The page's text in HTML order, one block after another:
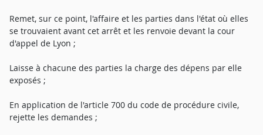
Remet, sur ce point, l'affaire et les parties dans l'état où elles
se trouvaient avant cet arrêt et les renvoie devant la cour
d'appel de Lyon ;
Laisse à chacune des parties la charge des dépens par elle
exposés ;
En application de l'article 700 du code de procédure civile,
rejette les demandes ;